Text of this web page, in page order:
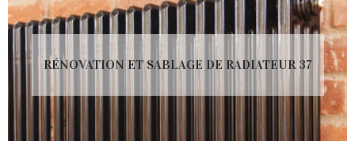
RÉNOVATION ET SABLAGE DE RADIATEUR 37